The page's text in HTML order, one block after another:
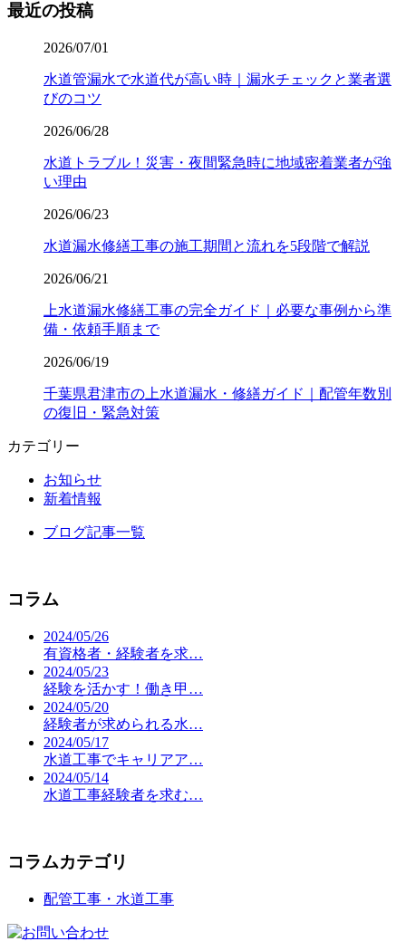
最近の投稿
2026/07/01
水道管漏水で水道代が高い時｜漏水チェックと業者選
びのコツ
2026/06/28
水道トラブル！災害・夜間緊急時に地域密着業者が強
い理由
2026/06/23
水道漏水修繕工事の施工期間と流れを5段階で解説
2026/06/21
上水道漏水修繕工事の完全ガイド｜必要な事例から準
備・依頼手順まで
2026/06/19
千葉県君津市の上水道漏水・修繕ガイド｜配管年数別
の復旧・緊急対策
カテゴリー
お知らせ
新着情報
ブログ記事一覧
コラム
2024/05/26
有資格者・経験者を求…
2024/05/23
経験を活かす！働き甲…
2024/05/20
経験者が求められる水…
2024/05/17
水道工事でキャリアア…
2024/05/14
水道工事経験者を求む…
コラムカテゴリ
配管工事・水道工事